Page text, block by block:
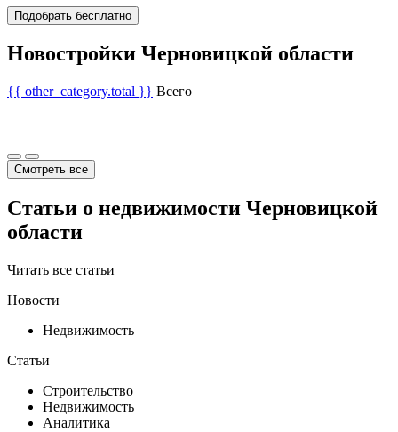
Подобрать бесплатно
Новостройки Черновицкой области
{{ other_category.total }} Всего
Смотреть все
Статьи о недвижимости Черновицкой
области
Читать все статьи
Новости
Недвижимость
Статьи
Строительство
Недвижимость
Аналитика